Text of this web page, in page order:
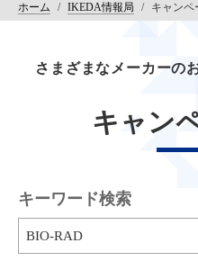
ホーム / IKEDA情報局 / キャンペ
さまざまなメーカーの
キャン
キーワード検索